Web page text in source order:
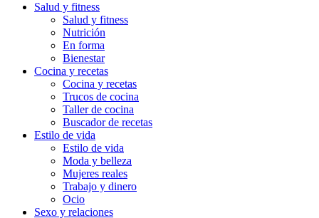
Salud y fitness
Salud y fitness
Nutrición
En forma
Bienestar
Cocina y recetas
Cocina y recetas
Trucos de cocina
Taller de cocina
Buscador de recetas
Estilo de vida
Estilo de vida
Moda y belleza
Mujeres reales
Trabajo y dinero
Ocio
Sexo y relaciones